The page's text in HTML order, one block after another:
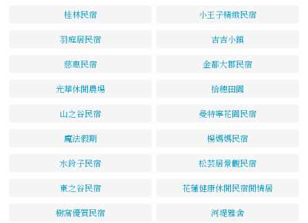
桂林民宿 小王子精緻民宿
羽庭居民宿 吉吉小鎮
慈惠民宿 金都大郡民宿
光華休閒農場 拾穗田園
山之谷民宿 曼特寧花園民宿
魔法假期 楊媽媽民宿
水鈴子民宿 松芸居景觀民宿
東之谷民宿 花蓮健康休閒民宿閒情居
樹窩優質民宿 河堤雅舍